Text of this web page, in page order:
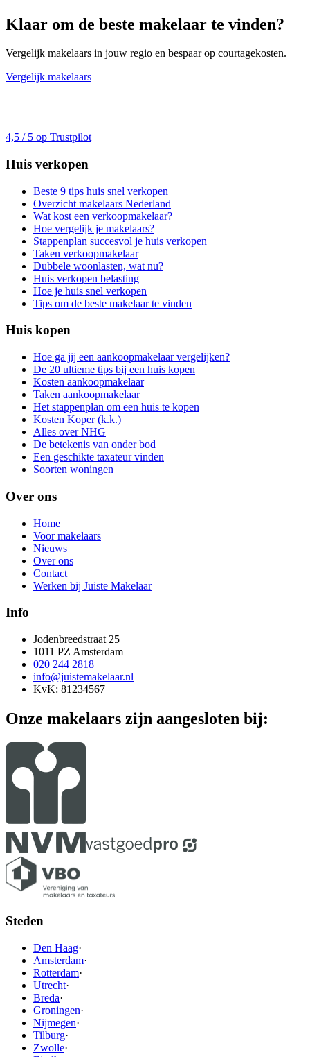
Klaar om de beste makelaar te vinden?
Vergelijk makelaars in jouw regio en bespaar op courtagekosten.
Vergelijk makelaars
4,5 / 5 op Trustpilot
Huis verkopen
Beste 9 tips huis snel verkopen
Overzicht makelaars Nederland
Wat kost een verkoopmakelaar?
Hoe vergelijk je makelaars?
Stappenplan succesvol je huis verkopen
Taken verkoopmakelaar
Dubbele woonlasten, wat nu?
Huis verkopen belasting
Hoe je huis snel verkopen
Tips om de beste makelaar te vinden
Huis kopen
Hoe ga jij een aankoopmakelaar vergelijken?
De 20 ultieme tips bij een huis kopen
Kosten aankoopmakelaar
Taken aankoopmakelaar
Het stappenplan om een huis te kopen
Kosten Koper (k.k.)
Alles over NHG
De betekenis van onder bod
Een geschikte taxateur vinden
Soorten woningen
Over ons
Home
Voor makelaars
Nieuws
Over ons
Contact
Werken bij Juiste Makelaar
Info
Jodenbreedstraat 25
1011 PZ Amsterdam
020 244 2818
info@juistemakelaar.nl
KvK: 81234567
Onze makelaars zijn aangesloten bij:
Steden
Den Haag·
Amsterdam·
Rotterdam·
Utrecht·
Breda·
Groningen·
Nijmegen·
Tilburg·
Zwolle·